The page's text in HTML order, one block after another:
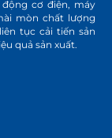
động cơ điện, máy
mòn chất lượng
tục cải tiến sản
quả sản xuất.